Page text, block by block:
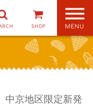
ナ
ゲ
ー
シ
ョ
中京地区限定新発